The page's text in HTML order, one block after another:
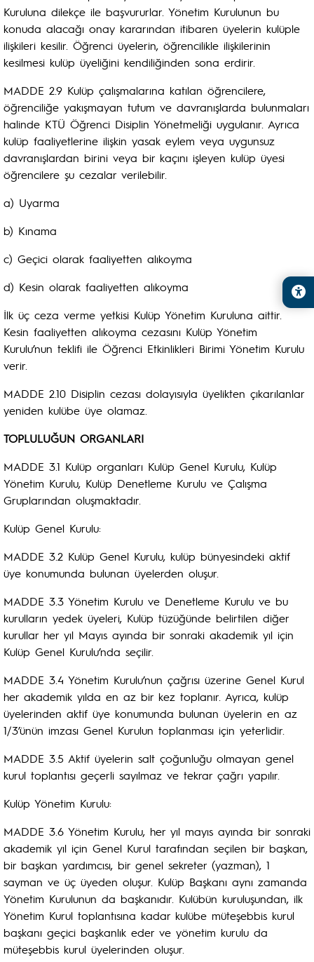
Kuruluna dilekçe ile başvururlar. Yönetim Kurulunun bu
konuda alacağı onay kararından itibaren üyelerin kulüple
ilişkileri kesilir. Öğrenci üyelerin, öğrencilikle ilişkilerinin
kesilmesi kulüp üyeliğini kendiliğinden sona erdirir.
MADDE 2.9 Kulüp çalışmalarına katılan öğrencilere,
öğrenciliğe yakışmayan tutum ve davranışlarda bulunmaları
halinde KTÜ Öğrenci Disiplin Yönetmeliği uygulanır. Ayrıca
kulüp faaliyetlerine ilişkin yasak eylem veya uygunsuz
davranışlardan birini veya bir kaçını işleyen kulüp üyesi
öğrencilere şu cezalar verilebilir.
a) Uyarma
b) Kınama
c) Geçici olarak faaliyetten alıkoyma
d) Kesin olarak faaliyetten alıkoyma
İlk üç ceza verme yetkisi Kulüp Yönetim Kuruluna aittir.
Kesin faaliyetten alıkoyma cezasını Kulüp Yönetim
Kurulu’nun teklifi ile Öğrenci Etkinlikleri Birimi Yönetim Kurulu
verir.
MADDE 2.10 Disiplin cezası dolayısıyla üyelikten çıkarılanlar
yeniden kulübe üye olamaz.
TOPLULUĞUN ORGANLARI
MADDE 3.1 Kulüp organları Kulüp Genel Kurulu, Kulüp
Yönetim Kurulu, Kulüp Denetleme Kurulu ve Çalışma
Gruplarından oluşmaktadır.
Kulüp Genel Kurulu:
MADDE 3.2 Kulüp Genel Kurulu, kulüp bünyesindeki aktif
üye konumunda bulunan üyelerden oluşur.
MADDE 3.3 Yönetim Kurulu ve Denetleme Kurulu ve bu
kurulların yedek üyeleri, Kulüp tüzüğünde belirtilen diğer
kurullar her yıl Mayıs ayında bir sonraki akademik yıl için
Kulüp Genel Kurulu’nda seçilir.
MADDE 3.4 Yönetim Kurulu’nun çağrısı üzerine Genel Kurul
her akademik yılda en az bir kez toplanır. Ayrıca, kulüp
üyelerinden aktif üye konumunda bulunan üyelerin en az
1/3’ünün imzası Genel Kurulun toplanması için yeterlidir.
MADDE 3.5 Aktif üyelerin salt çoğunluğu olmayan genel
kurul toplantısı geçerli sayılmaz ve tekrar çağrı yapılır.
Kulüp Yönetim Kurulu:
MADDE 3.6 Yönetim Kurulu, her yıl mayıs ayında bir sonraki
akademik yıl için Genel Kurul tarafından seçilen bir başkan,
bir başkan yardımcısı, bir genel sekreter (yazman), 1
sayman ve üç üyeden oluşur. Kulüp Başkanı aynı zamanda
Yönetim Kurulunun da başkanıdır. Kulübün kuruluşundan, ilk
Yönetim Kurul toplantısına kadar kulübe müteşebbis kurul
başkanı geçici başkanlık eder ve yönetim kurulu da
müteşebbis kurul üyelerinden oluşur.